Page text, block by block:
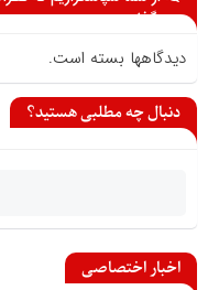
می گذارید
دیدگاهها بسته است.
دنبال چه مطلبی هستید؟
اخبار اختصاصی